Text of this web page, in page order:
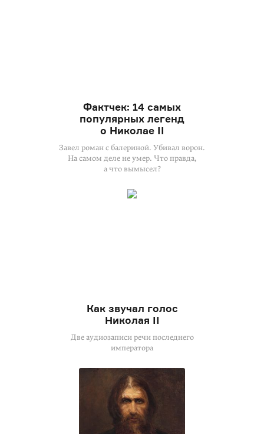
Фактчек: 14 самых
популярных легенд
о Николае II
Завел роман с балериной. Убивал ворон.
На самом деле не умер. Что правда,
а что вымысел?
Как звучал голос
Николая II
Две аудиозаписи речи последнего
императора